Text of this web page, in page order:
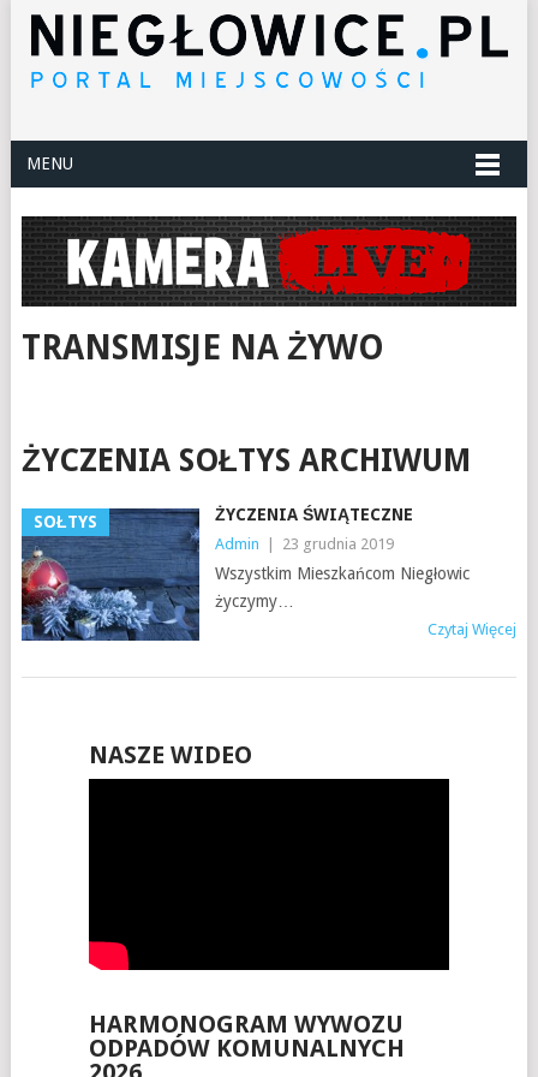
MENU
TRANSMISJE NA ŻYWO
ŻYCZENIA SOŁTYS ARCHIWUM
SOŁTYS ŻYCZENIA ŚWIĄTECZNE
Admin 23 grudnia 2019
Wszystkim Mieszkańcom Niegłowic
życzymy…
Czytaj Więcej
NASZE WIDEO
HARMONOGRAM WYWOZU
ODPADÓW KOMUNALNYCH